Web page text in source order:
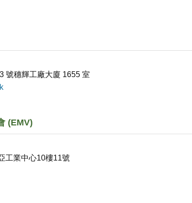
號穗輝工廠大廈 1655 室
(EMV)
工業中心10樓11號